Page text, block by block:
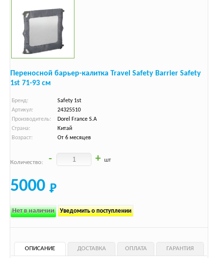
Переносной барьер-калитка Travel Safety Barrier Safety
1st 71-93 см
Бренд:
Safety 1st
Артикул:
24325510
Производитель:
Dorel France S.A
Страна:
Китай
Возраст:
От 6 месяцев
Количество: - + шт
5000
Нет в наличии Уведомить о поступлении
ОПИСАНИЕ ДОСТАВКА ОПЛАТА ГАРАНТИЯ